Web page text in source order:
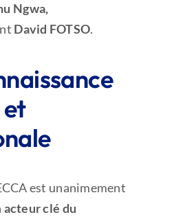
Ngwa,
David FOTSO.
est unanimement
acteur clé du